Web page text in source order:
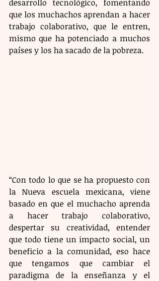
desarrollo tecnológico, fomentando
que los muchachos aprendan a hacer
trabajo colaborativo, que le entren,
mismo que ha potenciado a muchos
países y los ha sacado de la pobreza.
“Con todo lo que se ha propuesto con
la Nueva escuela mexicana, viene
basado en que el muchacho aprenda
a hacer trabajo colaborativo,
despertar su creatividad, entender
que todo tiene un impacto social, un
beneficio a la comunidad, eso hace
que tengamos que cambiar el
paradigma de la enseñanza y el